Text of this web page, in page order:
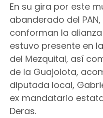
En su gira por este
abanderado del PAN,
conforman la alianza
estuvo presente en
del Mezquital, así
de la Guajolota,
diputada local,
ex mandatario
Deras.